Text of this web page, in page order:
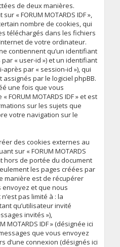
de deux manières.
« FORUM MOTARDS IDF »,
nombre de cookies, qui
téléchargés dans les fichiers
de votre ordinateur.
contiennent qu’un identifiant
« user-id ») et un identifiant
par « session-id »), qui
par le logiciel phpBB.
une fois que vous
MOTARDS IDF » et est
sur les sujets que
votre navigation sur le
des cookies externes au
sur « FORUM MOTARDS
hors de portée du document
les pages créées par
manière est de récupérer
envoyez et que nous
pas limité à : la
qu’utilisateur invité
invités »),
MOTARDS IDF » (désignée ici
que vous envoyez
d’une connexion (désignés ici